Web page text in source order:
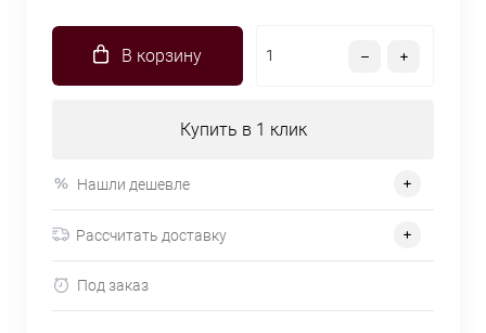
В корзину
Купить в 1 клик
Нашли дешевле
Рассчитать доставку
Под заказ